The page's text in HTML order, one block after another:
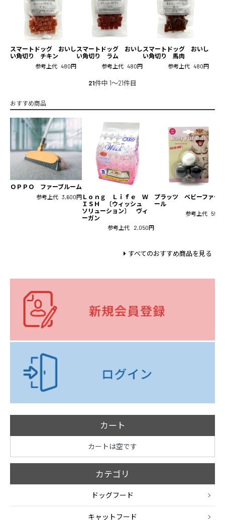
スマートドッグ おいし
い角切り チキン
参考上代 480円
スマートドッグ おいし
い角切り ラム
参考上代 480円
スマートドッグ おいし
い角切り 馬肉
参考上代 480円
21件中 1〜21件目
おすすめ商品
ＯＰＰＯ ファーブルーム
参考上代 3,600円 Ｌｏｎｇ Ｌｉｆｅ Ｗ
ＩＳＨ 〔ウィッシュ
ソリューション〕 ヴィ
ーガン
参考上代 2,050円
プラッツ ベビーファー
ール
参考上代 550
すべてのおすすめ商品を見る
カート
カートは空です
カテゴリ
ドッグフード
キャットフード